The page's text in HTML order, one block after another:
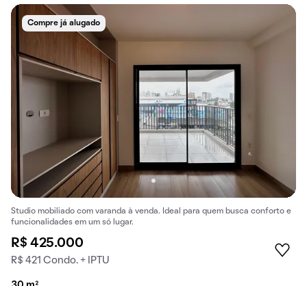
Compre já alugado
Studio mobiliado com varanda à venda. Ideal para quem busca conforto e
funcionalidades em um só lugar.
R$ 425.000
R$ 421 Condo. + IPTU